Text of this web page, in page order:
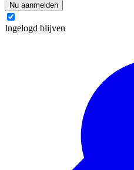
Nu aanmelden
Ingelogd blijven